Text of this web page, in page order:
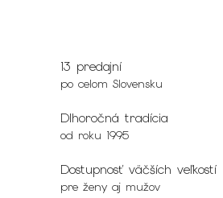
13 predajní
po celom Slovensku
Dlhoročná tradícia
od roku 1995
Dostupnosť väčších veľkostí
pre ženy aj mužov